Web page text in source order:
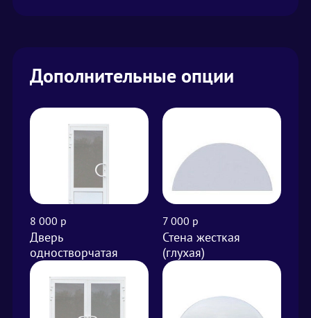
Дополнительные опции
8 000 р
Дверь
одностворчатая
7 000 р
Стена жесткая
(глухая)